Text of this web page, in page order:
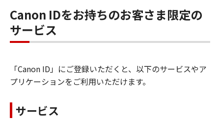
Canon IDをお持ちのお客さま限定の
サービス
「Canon ID」にご登録いただくと、以下のサービスやア
プリケーションをご利用いただけます。
サービス